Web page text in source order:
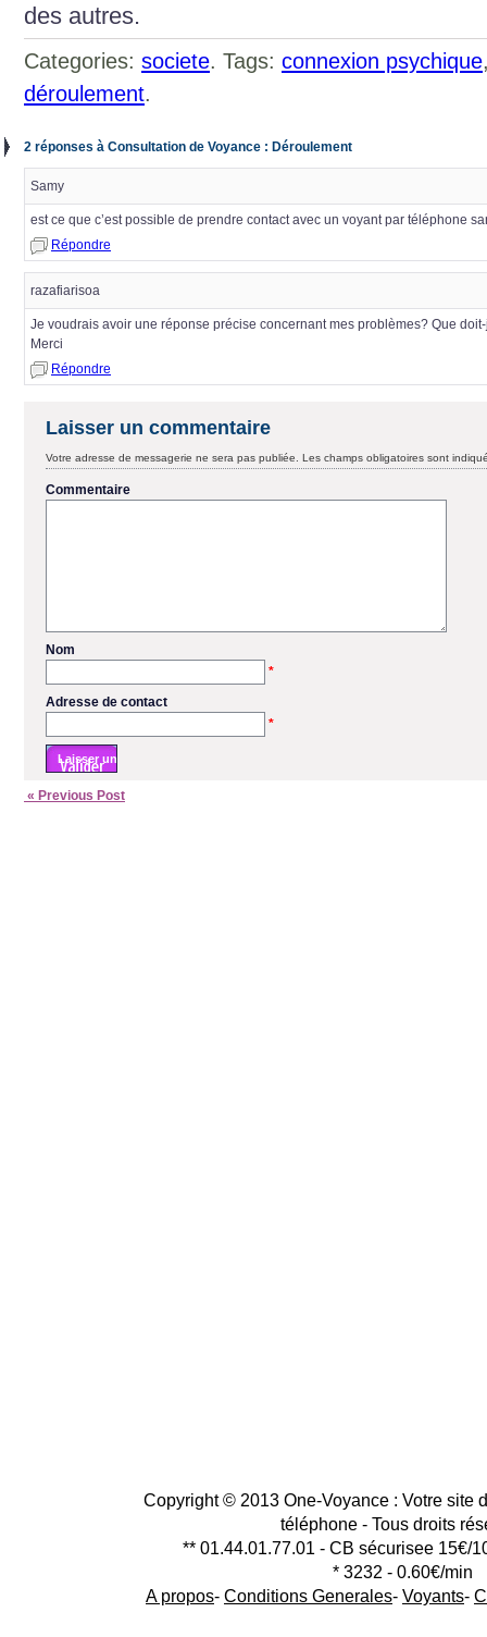
des autres.
Categories: societe. Tags: connexion psychique
déroulement.
2 réponses à Consultation de Voyance : Déroulement
Samy
est ce que c’est possible de prendre contact avec un voyant par téléphone
Répondre
razafiarisoa
Je voudrais avoir une réponse précise concernant mes problèmes? Que
Merci
Répondre
Laisser un commentaire
Votre adresse de messagerie ne sera pas publiée. Les champs obligatoires sont
Commentaire
Nom
*
Adresse de contact
*
« Previous Post
Copyright © 2013 One-Voyance : Votre site
téléphone - Tous droits
** 01.44.01.77.01 - CB sécurisee 15€/
* 3232 - 0.60€/min
A propos- Conditions Generales- Voyants-